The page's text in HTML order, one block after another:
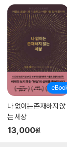
나 없이는 존재하지 않
는 세상
13,000원